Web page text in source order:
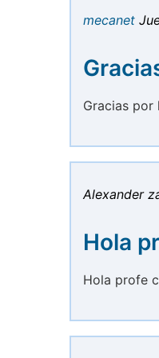
mecanet
Gracias por
Alexander
Hola
Hola profe